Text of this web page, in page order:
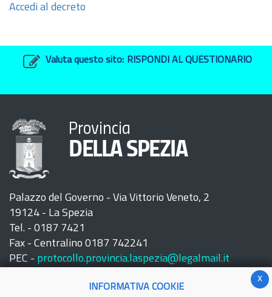
Accedi al decreto
Valuta questo sito: RISPONDI AL QUESTIONARIO
Provincia
DELLA SPEZIA
Palazzo del Governo - Via Vittorio Veneto, 2
19124 - La Spezia
Tel. - 0187 7421
Fax - Centralino 0187 742241
PEC - protocollo.provincia.laspezia@legalmail.it
x
INFORMATIVA COOKIE